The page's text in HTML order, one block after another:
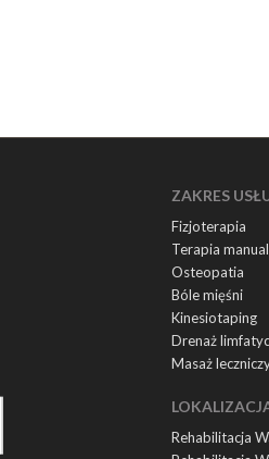
ZAKRES
Fizjoterapia
Terapia
Osteopatia
Bóle mięśni
Kinesiotaping
Drenaż
Masaż
Rehabilitacja